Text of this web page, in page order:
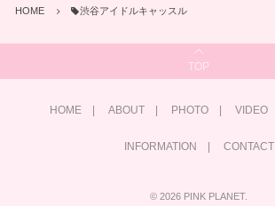
HOME 渋谷アイドルキャッスル
TOP
HOME ABOUT PHOTO VIDEO
INFORMATION CONTACT
© 2026 PINK PLANET.